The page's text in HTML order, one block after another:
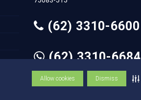
Allow cookies Dismiss
(62) 3310-6600
(62) 3310-6684